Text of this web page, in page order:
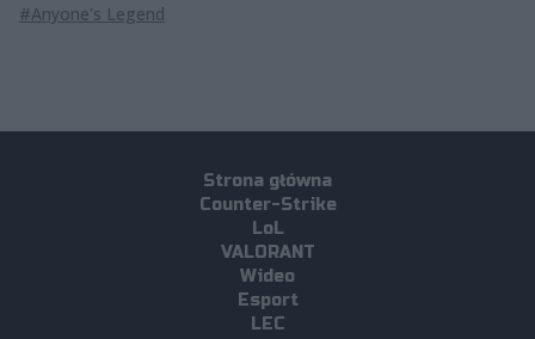
#Anyone's Legend
Strona główna
Counter-Strike
LoL
VALORANT
Wideo
Esport
LEC